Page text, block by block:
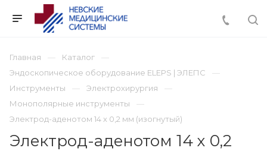
Главная
Каталог
Эндоскопическое оборудование ELEPS | ЭЛЕПС
Инструменты
Электрохирургия
Монополярные инструменты
Электрод-аденотом 14 х 0,2 мм (изогнутый)
Электрод-аденотом 14 х 0,2